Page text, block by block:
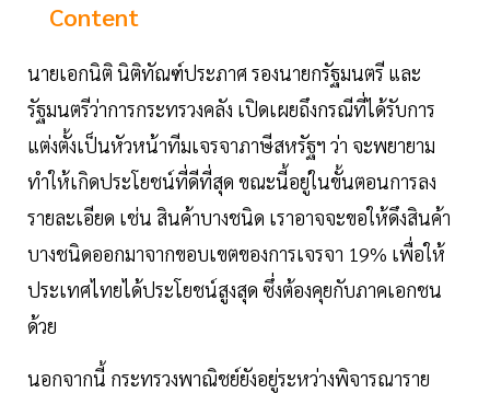
Content
นายเอกนิติ นิติทัณฑ์ประภาศ รองนายกรัฐมนตรี และ
รัฐมนตรีว่าการกระทรวงคลัง เปิดเผยถึงกรณีที่ได้รับการ
แต่งตั้งเป็นหัวหน้าทีมเจรจาภาษีสหรัฐฯ ว่า จะพยายาม
ทำให้เกิดประโยชน์ที่ดีที่สุด ขณะนี้อยู่ในขั้นตอนการลง
รายละเอียด เช่น สินค้าบางชนิด เราอาจจะขอให้ดึงสินค้า
บางชนิดออกมาจากขอบเขตของการเจรจา 19% เพื่อให้
ประเทศไทยได้ประโยชน์สูงสุด ซึ่งต้องคุยกับภาคเอกชน
ด้วย
นอกจากนี้ กระทรวงพาณิชย์ยังอยู่ระหว่างพิจารณาราย